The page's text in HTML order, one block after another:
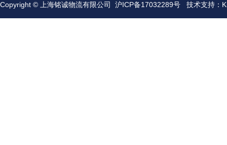
Copyright © 上海铭诚物流有限公司 沪ICP备17032289号 技术支持：